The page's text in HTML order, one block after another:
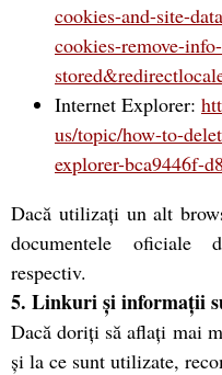
cookies-and-site-
cookies-remove-
Internet Explorer:
us/topic/how-to-
explorer-bca9446f-
Dacă utilizați un alt
documentele oficiale
respectiv.
5. Linkuri și informații
Dacă doriți să aflați mai
și la ce sunt utilizate,